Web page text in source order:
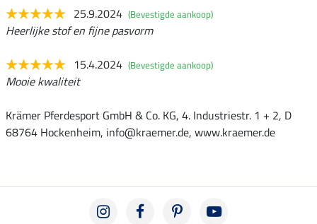
25.9.2024 (Bevestigde aankoop)
Heerlijke stof en fijne pasvorm
15.4.2024 (Bevestigde aankoop)
Mooie kwaliteit
Krämer Pferdesport GmbH & Co. KG, 4. Industriestr. 1 + 2, D
68764 Hockenheim, info@kraemer.de, www.kraemer.de